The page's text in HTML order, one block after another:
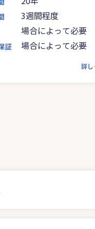
3週間程度
場合によって必要
証 場合によって必要
詳し